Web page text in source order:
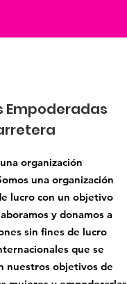
Empoderadas
organización
una organización
lucro con un objetivo
y donamos a
sin fines de lucro
que se
nuestros objetivos de